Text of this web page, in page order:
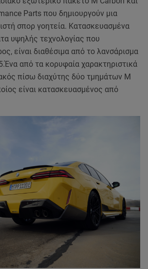
Parts που δημιουργούν μια
σπορ γοητεία. Κατασκευασμένα
υψηλής τεχνολογίας που
είναι διαθέσιμα από το λανσάρισμα
από τα κορυφαία χαρακτηριστικά
πίσω διαχύτης δύο τμημάτων M
είναι κατασκευασμένος από